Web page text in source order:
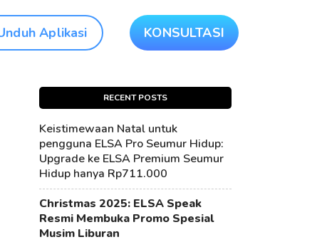
Aplikasi KONSULTASI
RECENT POSTS
Keistimewaan Natal untuk
pengguna ELSA Pro Seumur Hidup:
Upgrade ke ELSA Premium Seumur
Hidup hanya Rp711.000
Christmas 2025: ELSA Speak
Resmi Membuka Promo Spesial
Musim Liburan